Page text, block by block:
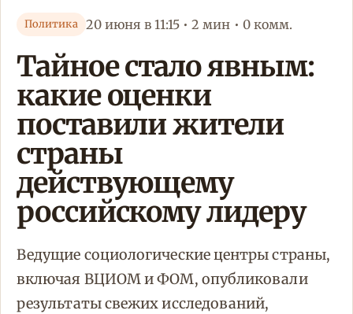
Политика 20 июня в 11:15 • 2 мин • 0 комм.
Тайное стало явным:
какие оценки
поставили жители
страны
действующему
российскому лидеру
Ведущие социологические центры страны,
включая ВЦИОМ и ФОМ, опубликовали
результаты свежих исследований,